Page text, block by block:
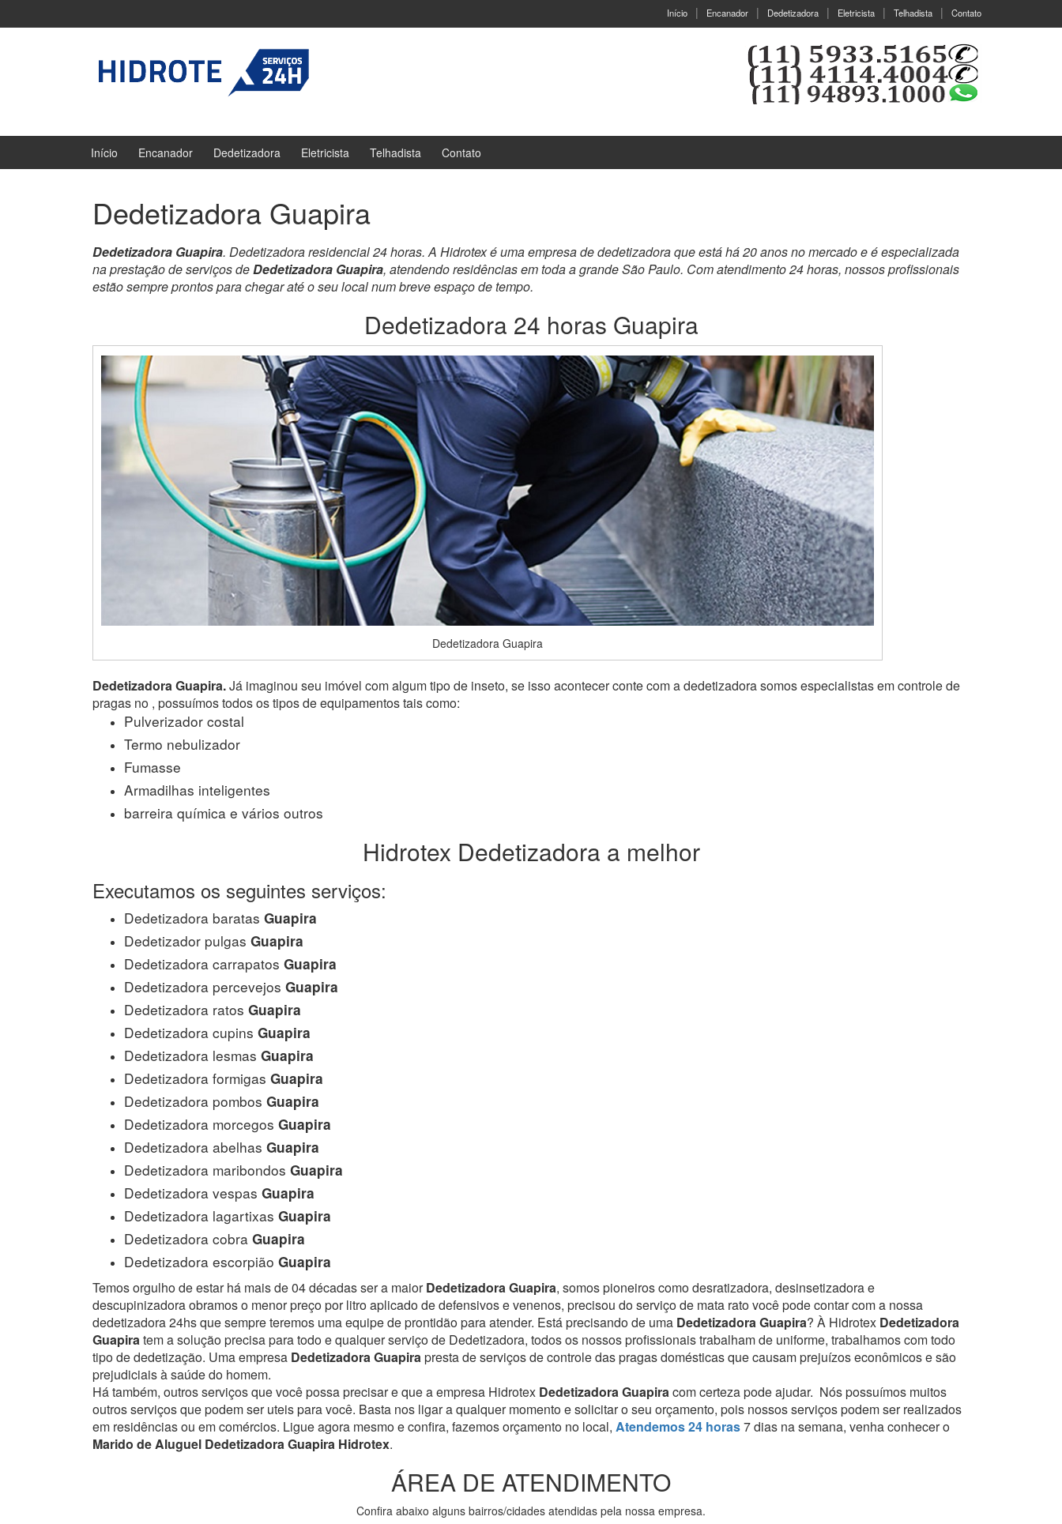
Início Encanador Dedetizadora Eletricista Telhadista Contato
Início Encanador Dedetizadora Eletricista Telhadista Contato
Dedetizadora Guapira
Dedetizadora Guapira. Dedetizadora residencial 24 horas. A Hidrotex é uma empresa de dedetizadora que está há 20 anos no mercado e é especializada
na prestação de serviços deDedetizadora Guapira, atendendo residências em toda a grande São Paulo. Com atendimento 24 horas, nossos profissionais
estão sempre prontos para chegar até o seu local num breve espaço de tempo.
Dedetizadora 24 horas Guapira
Dedetizadora Guapira
Dedetizadora Guapira.Já imaginou seu imóvel com algum tipo de inseto, se isso acontecer conte com a dedetizadora somos especialistas em controle de
pragas no , possuímos todos os tipos de equipamentos tais como:
Pulverizador costal
Termo nebulizador
Fumasse
Armadilhas inteligentes
barreira química e vários outros
Hidrotex Dedetizadora a melhor
Executamos os seguintes serviços:
Dedetizadora baratas Guapira
Dedetizador pulgas Guapira
Dedetizadora carrapatos Guapira
Dedetizadora percevejos Guapira
Dedetizadora ratos Guapira
Dedetizadora cupins Guapira
Dedetizadora lesmas Guapira
Dedetizadora formigas Guapira
Dedetizadora pombos Guapira
Dedetizadora morcegos Guapira
Dedetizadora abelhas Guapira
Dedetizadora maribondos Guapira
Dedetizadora vespas Guapira
Dedetizadora lagartixas Guapira
Dedetizadora cobra Guapira
Dedetizadora escorpião Guapira
Temos orgulho de estar há mais de 04 décadas ser a maiorDedetizadora Guapira, somos pioneiros como desratizadora, desinsetizadora e
descupinizadora obramos o menor preço por litro aplicado de defensivos e venenos, precisou do serviço de mata rato você pode contar com a nossa
dedetizadora 24hs que sempre teremos uma equipe de prontidão para atender. Está precisando de uma Dedetizadora Guapira? À Hidrotex Dedetizadora
Guapiratem a solução precisa para todo e qualquer serviço de Dedetizadora, todos os nossos profissionais trabalham de uniforme, trabalhamos com todo
tipo de dedetização. Uma empresa Dedetizadora Guapirapresta de serviços de controle das pragas domésticas que causam prejuízos econômicos e são
prejudiciais à saúde do homem.
Há também, outros serviços que você possa precisar e que a empresa Hidrotex Dedetizadora Guapiracom certeza pode ajudar. Nós possuímos muitos
outros serviços que podem ser uteis para você. Basta nos ligar a qualquer momento e solicitar o seu orçamento, pois nossos serviços podem ser realizados
em residências ou em comércios. Ligue agora mesmo e confira, fazemos orçamento no local, Atendemos 24 horas7 dias na semana, venha conhecer o
Marido de Aluguel Dedetizadora Guapira Hidrotex.
ÁREA DE ATENDIMENTO
Confira abaixo alguns bairros/cidades atendidas pela nossa empresa.